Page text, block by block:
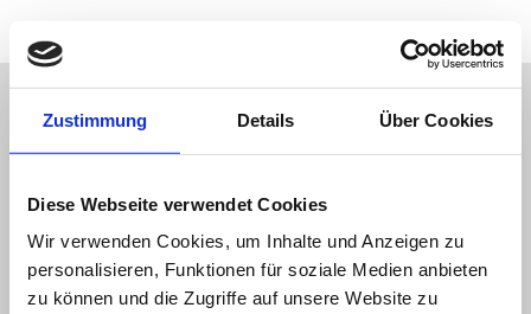
Zustimmung Details Über Cookies
Diese Webseite verwendet Cookies
Wir verwenden Cookies, um Inhalte und Anzeigen zu
personalisieren, Funktionen für soziale Medien anbieten
zu können und die Zugriffe auf unsere Website zu
Impressum